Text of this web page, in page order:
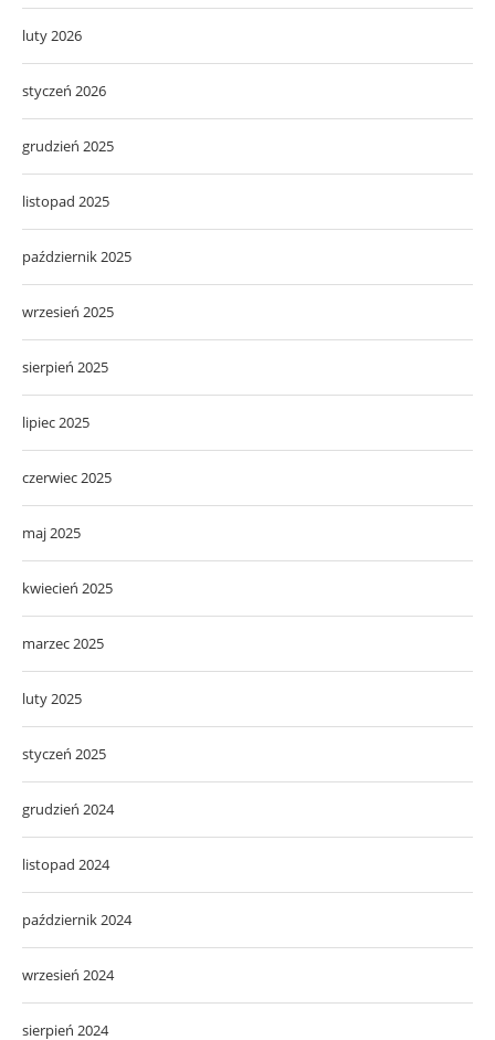
luty 2026
styczeń 2026
grudzień 2025
listopad 2025
październik 2025
wrzesień 2025
sierpień 2025
lipiec 2025
czerwiec 2025
maj 2025
kwiecień 2025
marzec 2025
luty 2025
styczeń 2025
grudzień 2024
listopad 2024
październik 2024
wrzesień 2024
sierpień 2024